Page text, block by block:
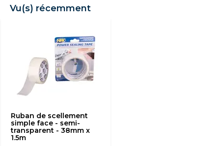
Vu(s) récemment
Ruban de scellement
simple face - semi-
transparent - 38mm x
1.5m